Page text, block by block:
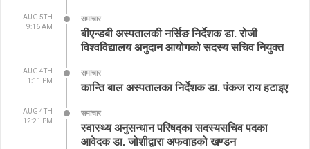
AUG 5TH
9:16 AM
समाचार
बीएन्डबी अस्पतालकी नर्सिङ निर्देशक डा. रोजी
विश्वविद्यालय अनुदान आयोगको सदस्य सचिव नियुक्त
AUG 4TH
1:11 PM
समाचार
कान्ति बाल अस्पतालका निर्देशक डा. पंकज राय हटाइए
AUG 4TH
12:21 PM
समाचार
स्वास्थ्य अनुसन्धान परिषद्का सदस्यसचिव पदका
आवेदक डा. जोशीद्वारा अफवाहको खण्डन